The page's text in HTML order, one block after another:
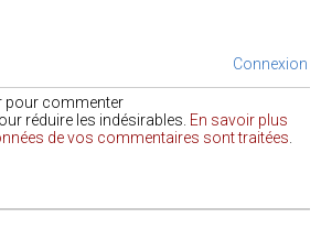
Connexion
pour commenter
réduire les indésirables. En savoir plus
de vos commentaires sont traitées